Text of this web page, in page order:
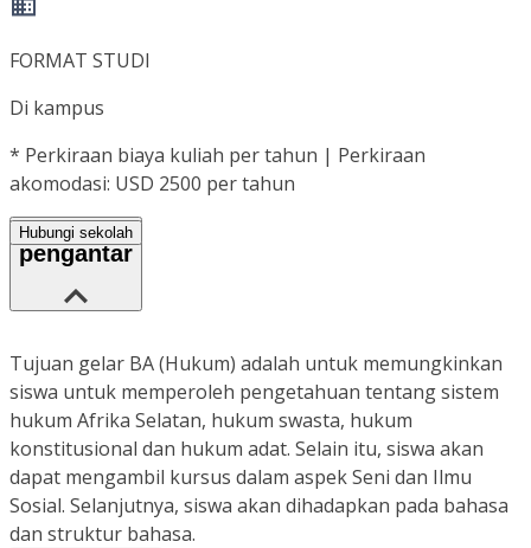
FORMAT STUDI
Di kampus
* Perkiraan biaya kuliah per tahun | Perkiraan
akomodasi: USD 2500 per tahun
Hubungi sekolah
pengantar
Tujuan gelar BA (Hukum) adalah untuk memungkinkan
siswa untuk memperoleh pengetahuan tentang sistem
hukum Afrika Selatan, hukum swasta, hukum
konstitusional dan hukum adat. Selain itu, siswa akan
dapat mengambil kursus dalam aspek Seni dan Ilmu
Sosial. Selanjutnya, siswa akan dihadapkan pada bahasa
dan struktur bahasa.